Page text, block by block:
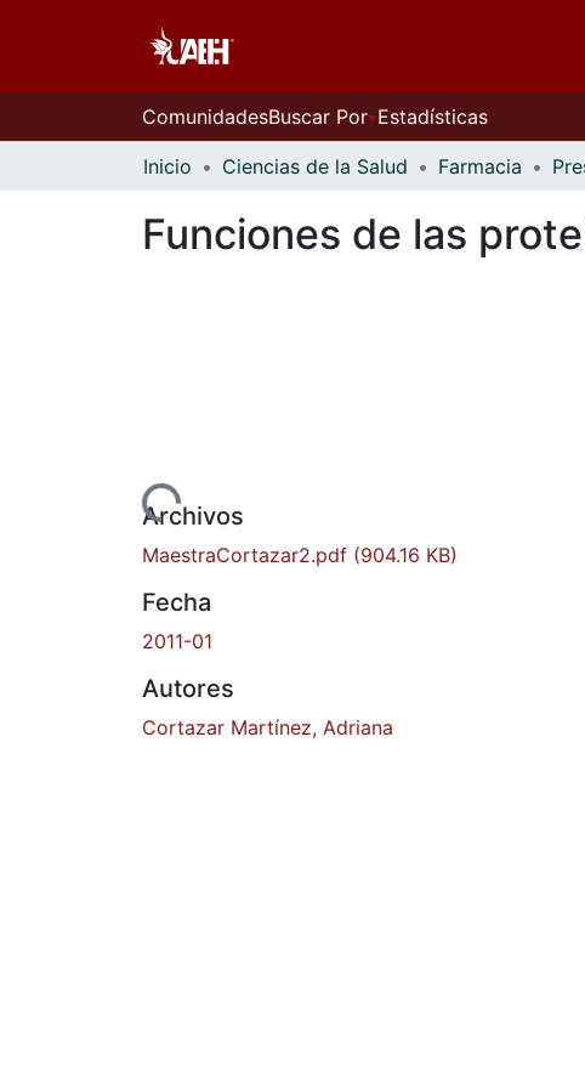
ComunidadesBuscar Por Estadísticas
Inicio Ciencias de la Salud Farmacia
Funciones de las
Cargando...
Archivos
MaestraCortazar2.pdf (904.16 KB)
Fecha
2011-01
Autores
Cortazar Martínez, Adriana